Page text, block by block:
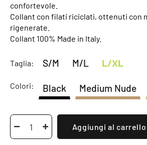
confortevole.
Collant con filati riciclati, ottenuti con
rigenerate.
Collant 100% Made in Italy.
Taglia: S/M M/L L/XL
Colori: Black Medium Nude
Aggiungi al carrello